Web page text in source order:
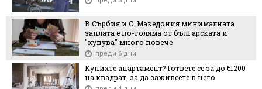
В Сърбия и С. Македония минималната
заплата е по-голяма от българската и
"купува" много повече
преди 6 дни
Купихте апартамент? Гответе се за до €1200
на квадрат, за да заживеете в него